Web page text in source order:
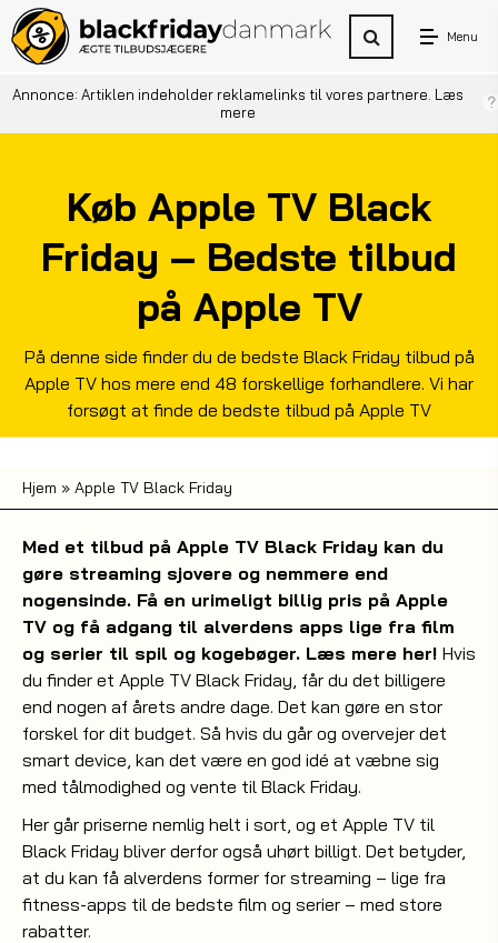
Menu
Annonce: Artiklen indeholder reklamelinks til vores partnere. Læs
mere
Køb Apple TV Black
Friday – Bedste tilbud
på Apple TV
På denne side finder du de bedste Black Friday tilbud på
Apple TV hos mere end 48 forskellige forhandlere. Vi har
forsøgt at finde de bedste tilbud på Apple TV
Hjem » Apple TV Black Friday
Med et tilbud på Apple TV Black Friday kan du
gøre streaming sjovere og nemmere end
nogensinde. Få en urimeligt billig pris på Apple
TV og få adgang til alverdens apps lige fra film
og serier til spil og kogebøger. Læs mere her! Hvis
du finder et Apple TV Black Friday, får du det billigere
end nogen af årets andre dage. Det kan gøre en stor
forskel for dit budget. Så hvis du går og overvejer det
smart device, kan det være en god idé at væbne sig
med tålmodighed og vente til Black Friday.
Her går priserne nemlig helt i sort, og et Apple TV til
Black Friday bliver derfor også uhørt billigt. Det betyder,
at du kan få alverdens former for streaming – lige fra
fitness-apps til de bedste film og serier – med store
rabatter.